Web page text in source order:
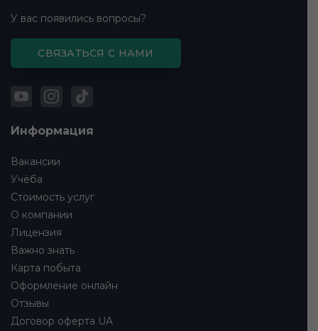
У вас появились вопросы?
СВЯЗАТЬСЯ С НАМИ
Информация
Вакансии
Учёба
Стоимость услуг
О компании
Лицензия
Важно знать
Карта побыта
Оформление онлайн
Отзывы
Договор оферта UA